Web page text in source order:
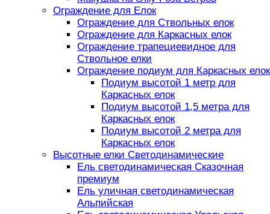
Ограждение для Елок
Ограждение для Ствольных елок
Ограждение для Каркасных елок
Ограждение трапециевидное для
Ствольное елки
Ограждение подиум для Каркасных елок
Подиум высотой 1 метр для
Каркасных елок
Подиум высотой 1,5 метра для
Каркасных елок
Подиум высотой 2 метра для
Каркасных елок
Высотные елки Светодинамические
Ель светодинамическая Сказочная
премиум
Ель уличная светодинамическая
Альпийская